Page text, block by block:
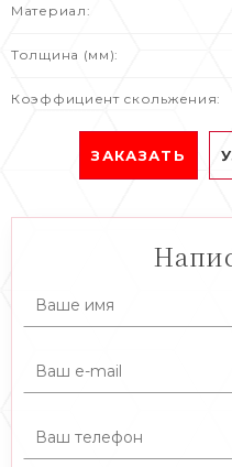
Материал:
Толщина (мм):
Коэффициент скольжения:
ЗАКАЗАТЬ